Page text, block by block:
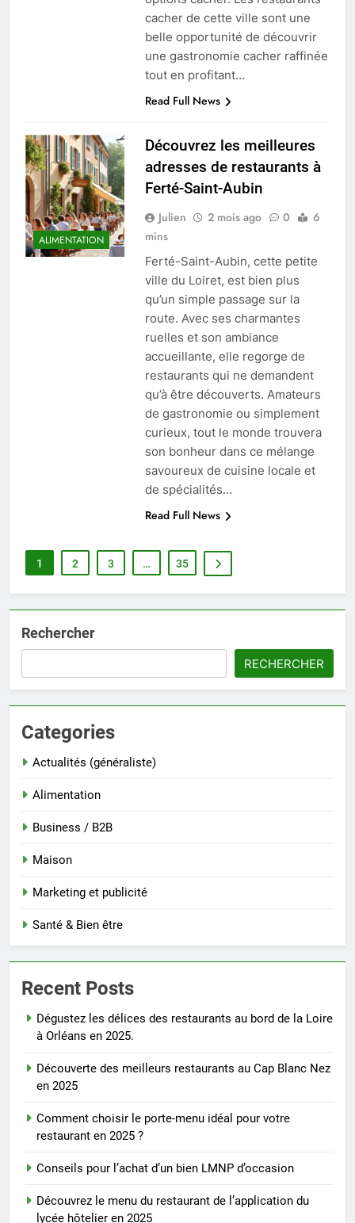
cacher de cette ville sont une
belle opportunité de découvrir
une gastronomie cacher raffinée
tout en profitant…
Read Full News
ALIMENTATION
Découvrez les meilleures
adresses de restaurants à
Ferté-Saint-Aubin
Julien 2 mois ago 0
6
mins
Ferté-Saint-Aubin, cette petite
ville du Loiret, est bien plus
qu’un simple passage sur la
route. Avec ses charmantes
ruelles et son ambiance
accueillante, elle regorge de
restaurants qui ne demandent
qu’à être découverts. Amateurs
de gastronomie ou simplement
curieux, tout le monde trouvera
son bonheur dans ce mélange
savoureux de cuisine locale et
de spécialités…
Read Full News
1 2 3 … 35
Rechercher
RECHERCHER
Categories
Actualités (généraliste)
Alimentation
Business / B2B
Maison
Marketing et publicité
Santé & Bien être
Recent Posts
Dégustez les délices des restaurants au bord de la Loire
à Orléans en 2025.
Découverte des meilleurs restaurants au Cap Blanc Nez
en 2025
Comment choisir le porte-menu idéal pour votre
restaurant en 2025 ?
Conseils pour l’achat d’un bien LMNP d’occasion
Découvrez le menu du restaurant de l’application du
lycée hôtelier en 2025